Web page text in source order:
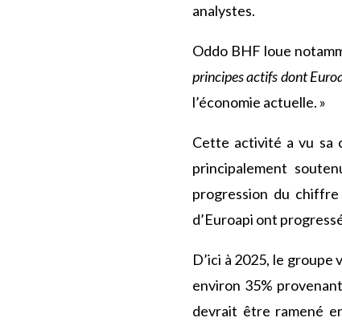
analystes.
Oddo BHF loue
principes actifs dont
l’économie actuelle. »
Cette activité a vu sa
principalement
progression du
d’Euroapi ont
D’ici à 2025, le
environ 35%
devrait être ramené